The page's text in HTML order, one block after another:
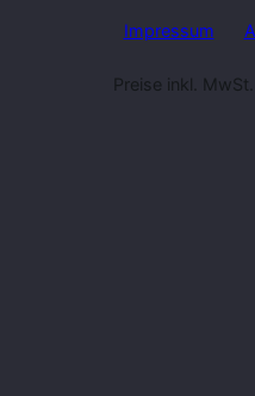
Impressum
Preise inkl.